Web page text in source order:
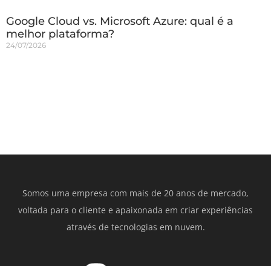
Google Cloud vs. Microsoft Azure: qual é a
melhor plataforma?
24/07/2026
Somos uma empresa com mais de 20 anos de mercado,
voltada para o cliente e apaixonada em criar experiências
através de tecnologias em nuvem.